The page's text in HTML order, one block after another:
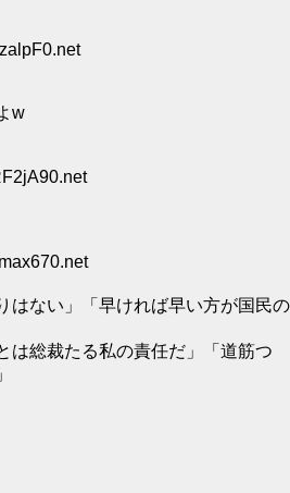
w
はない」「早ければ早い方が国民の
は総裁たる私の責任だ」「道筋つ